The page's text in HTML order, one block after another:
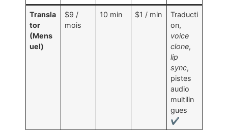
Transla
tor
(Mens
uel)
$9 /
mois
10 min $1 / min
Traducti
on,
voice
clone,
lip
sync,
pistes
audio
multilin
gues
✔️